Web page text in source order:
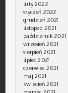
luty 2022
styczeń 2022
grudzień 2021
listopad 2021
październik 2021
wrzesień 2021
sierpień 2021
lipiec 2021
czerwiec 2021
maj 2021
kwiecień 2021